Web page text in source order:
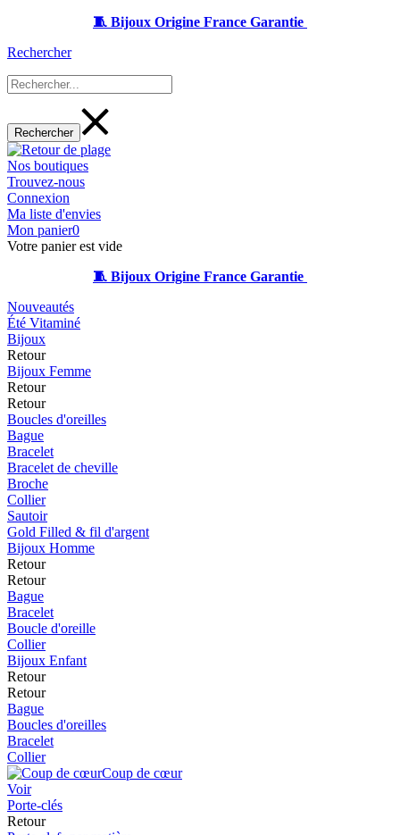
🧵 Bijoux Origine France Garantie
Rechercher
Nos boutiques
Trouvez-nous
Connexion
Ma liste d'envies
Mon panier0
Votre panier est vide
🧵 Bijoux Origine France Garantie
Nouveautés
Été Vitaminé
Bijoux
Retour
Bijoux Femme
Retour
Retour
Boucles d'oreilles
Bague
Bracelet
Bracelet de cheville
Broche
Collier
Sautoir
Gold Filled & fil d'argent
Bijoux Homme
Retour
Retour
Bague
Bracelet
Boucle d'oreille
Collier
Bijoux Enfant
Retour
Retour
Bague
Boucles d'oreilles
Bracelet
Collier
Coup de cœur
Voir
Porte-clés
Retour